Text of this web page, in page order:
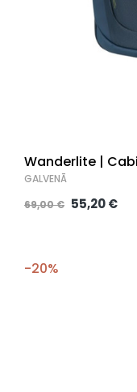
Wanderlite |
GALVENĀ
69,00 € 55,20 €
-20%